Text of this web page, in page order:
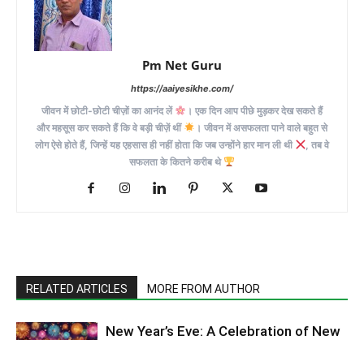
Pm Net Guru
https://aaiyesikhe.com/
जीवन में छोटी-छोटी चीज़ों का आनंद लें
। एक दिन आप पीछे मुड़कर देख सकते हैं
और महसूस कर सकते हैं कि वे बड़ी चीज़ें थीं
। जीवन में असफलता पाने वाले बहुत से
लोग ऐसे होते हैं, जिन्हें यह एहसास ही नहीं होता कि जब उन्होंने हार मान ली थी
, तब वे
सफलता के कितने करीब थे
RELATED ARTICLES MORE FROM AUTHOR
New Year’s Eve: A Celebration of New